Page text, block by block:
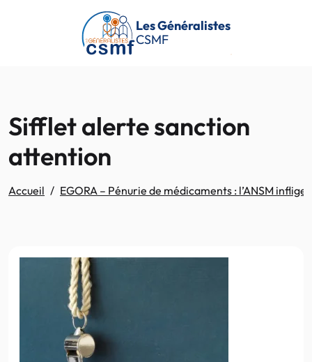
Passer au contenu principal
Les Généralistes
CSMF
Sifflet alerte sanction
attention
Accueil EGORA – Pénurie de médicaments : l’ANSM inflige